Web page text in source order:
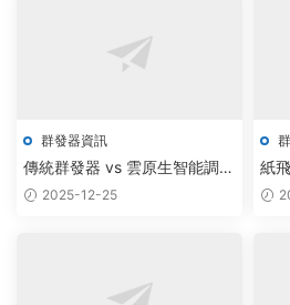
群發器資訊
傳統群發器 vs 雲原生智能調
度：Telegram批量私信軟件采
2025-12-25
紙
能